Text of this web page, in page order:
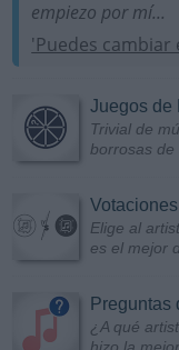
empiezo por mí...
'Puedes
Juegos de
Trivial de
borrosas de
Elige al
es el mejor
Preguntas
¿A qué
hizo la